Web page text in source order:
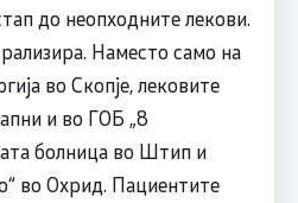
до неопходните лекови.
Наместо само на
во Скопје, лековите
и во ГОБ „8
болница во Штип и
во Охрид. Пациентите